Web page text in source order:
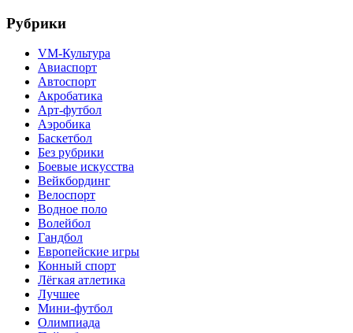
Рубрики
VM-Культура
Авиаспорт
Автоспорт
Акробатика
Арт-футбол
Аэробика
Баскетбол
Без рубрики
Боевые искусства
Вейкбординг
Велоспорт
Водное поло
Волейбол
Гандбол
Европейские игры
Конный спорт
Лёгкая атлетика
Лучшее
Мини-футбол
Олимпиада